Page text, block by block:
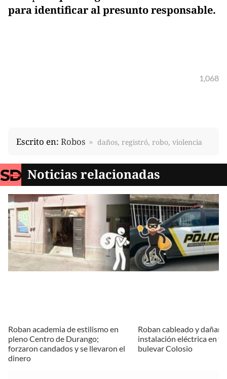
para identificar al presunto responsable.
1,068
Escrito en: Robos daños, registró, robo, violencia
Noticias relacionadas
Roban academia de estilismo en
pleno Centro de Durango;
forzaron candados y se llevaron el
dinero
Roban cableado y dañan
instalación eléctrica en
bulevar Colosio